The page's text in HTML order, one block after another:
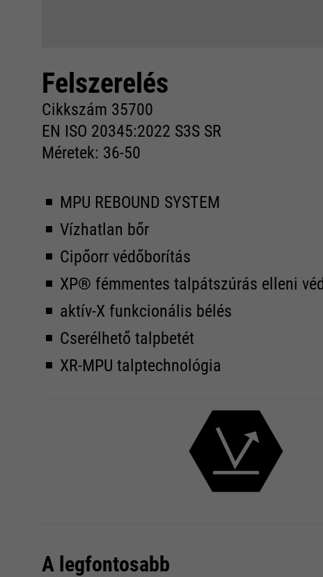
Felszerelés
Cikkszám 35700
EN ISO 20345:2022 S3S SR
Méretek: 36-50
MPU REBOUND SYSTEM
Vízhatlan bőr
Cipőorr védőborítás
XP® fémmentes talpátszúrás elleni
aktív-X funkcionális bélés
Cserélhető talpbetét
XR-MPU talptechnológia
A legfontosabb